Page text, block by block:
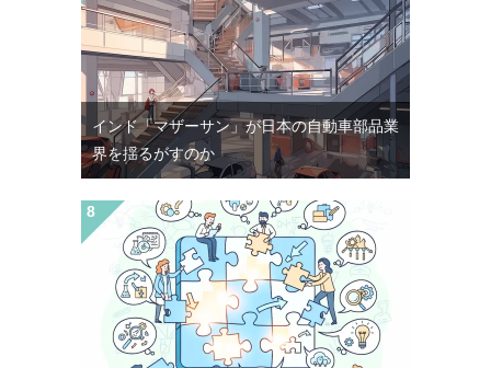
インド「マザーサン」が日本の自動車部品業
界を揺るがすのか